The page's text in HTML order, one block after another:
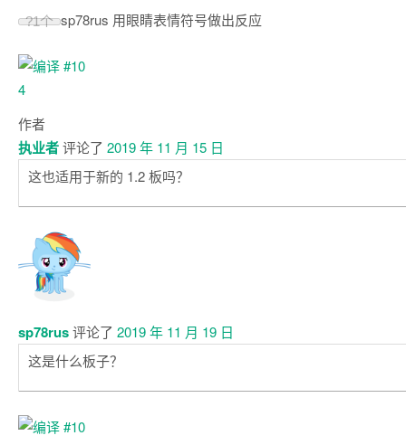
?1个 sp78rus 用眼睛表情符号做出反应
作者
执业者评论了 2019 年 11 月 15 日
这也适用于新的 1.2 板吗？
sp78rus评论了 2019 年 11 月 19 日
这是什么板子？